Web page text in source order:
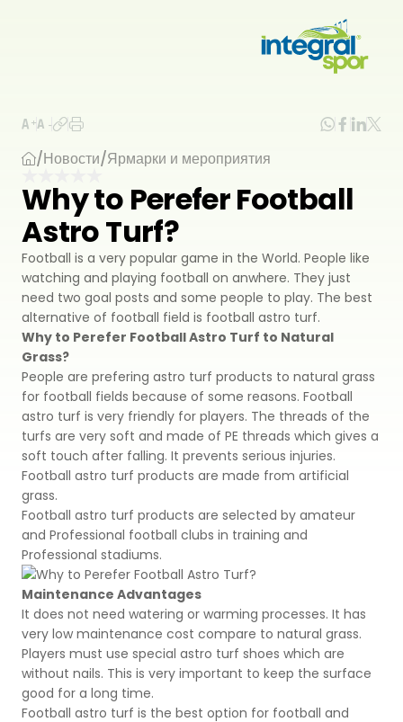
O Hac
Спортивные Сооружения
Стадионы
Олимпийский Спортивный Город
Бассейны
Крытые Спортивные Залы
Футбольные Поля
Легкоатлетические Дорожки
Падельные Корты
Падельн Клубы
Падбол Корты
Корт для Пиклбола
Теннисные Корты
Товары
Искусственная Трава
Super С
Super V
Exclusive
Premium
Monoturf
PowerGrass
DuoGrass
Без Заполнителя
Падел Турф
Теннисная Трава
Спортивное Покрытие
Тартановая Поверхность
Сэндвич Система
Система Напылительного Покрытия
Полное ПУ покрытие
ПУ Покрытие
Спортивный Паркет
Спортивный ПВХ
Акриловое Покрытие
Модульное Резиновое Покрытие
Дополняющие Товары
Пробка
СБР
Дренированный Шокпад
ПЭ Шокпад
Кварцевый Песок
Референсы
Ресурсы
Новости
Контакты
/Новости/Ярмарки и мероприятия
Why to Perefer Football
Astro Turf?
Football is a very popular game in the World. People like
watching and playing football on anwhere. They just
need two goal posts and some people to play. The best
alternative of football field is football astro turf.
Why to Perefer Football Astro Turf to Natural
Grass?
People are prefering astro turf products to natural grass
for football fields because of some reasons. Football
astro turf is very friendly for players. The threads of the
turfs are very soft and made of PE threads which gives a
soft touch after falling. It prevents serious injuries.
Football astro turf products are made from artificial
grass.
Football astro turf products are selected by amateur
and Professional football clubs in training and
Professional stadiums.
Maintenance Advantages
It does not need watering or warming processes. It has
very low maintenance cost compare to natural grass.
Players must use special astro turf shoes which are
without nails. This is very important to keep the surface
good for a long time.
Football astro turf is the best option for football and